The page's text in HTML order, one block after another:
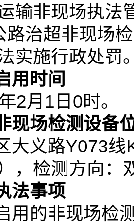
输非现场执法
路治超非现场
实施行政处罚
用时间
2月1日0时。
现场检测设备
大义路Y073
，检测方向：
法事项
用的非现场检